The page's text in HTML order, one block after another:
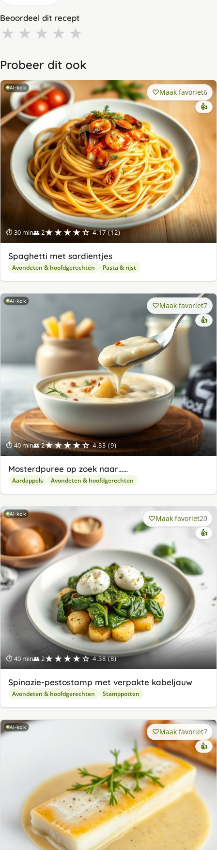
Beoordeel dit recept
★ ★ ★ ★ ★
Probeer dit ook
AI-kok
⏱ 30 min👥 2★★★★☆ 4.17 (12)
Maak favoriet6
👍
Spaghetti met sardientjes
Avondeten & hoofdgerechten Pasta & rijst
AI-kok
⏱ 40 min👥 2★★★★☆ 4.33 (9)
Maak favoriet7
👍
Mosterdpuree op zoek naar……
Aardappels Avondeten & hoofdgerechten
AI-kok
⏱ 40 min👥 2★★★★☆ 4.38 (8)
Maak favoriet20
👍
Spinazie-pestostamp met verpakte kabeljauw
Avondeten & hoofdgerechten Stamppotten
AI-kok Maak favoriet7
👍